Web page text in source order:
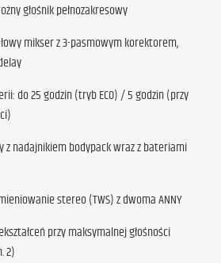
głośnik pełnozakresowy
mikser z 3-pasmowym korektorem,
do 25 godzin (tryb ECO) / 5 godzin (przy
z nadajnikiem bodypack wraz z bateriami
stereo (TWS) z dwoma ANNY
przy maksymalnej głośności
2)